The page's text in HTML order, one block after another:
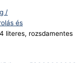
/
és
literes, rozsdamentes